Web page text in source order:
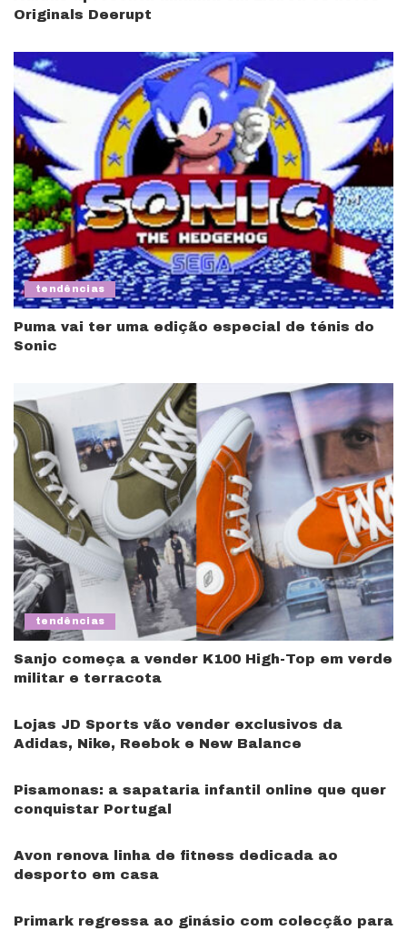
Originals Deerupt
tendências
Puma vai ter uma edição especial de ténis do
Sonic
tendências
Sanjo começa a vender K100 High-Top em verde
militar e terracota
Lojas JD Sports vão vender exclusivos da
Adidas, Nike, Reebok e New Balance
Pisamonas: a sapataria infantil online que quer
conquistar Portugal
Avon renova linha de fitness dedicada ao
desporto em casa
Primark regressa ao ginásio com colecção para